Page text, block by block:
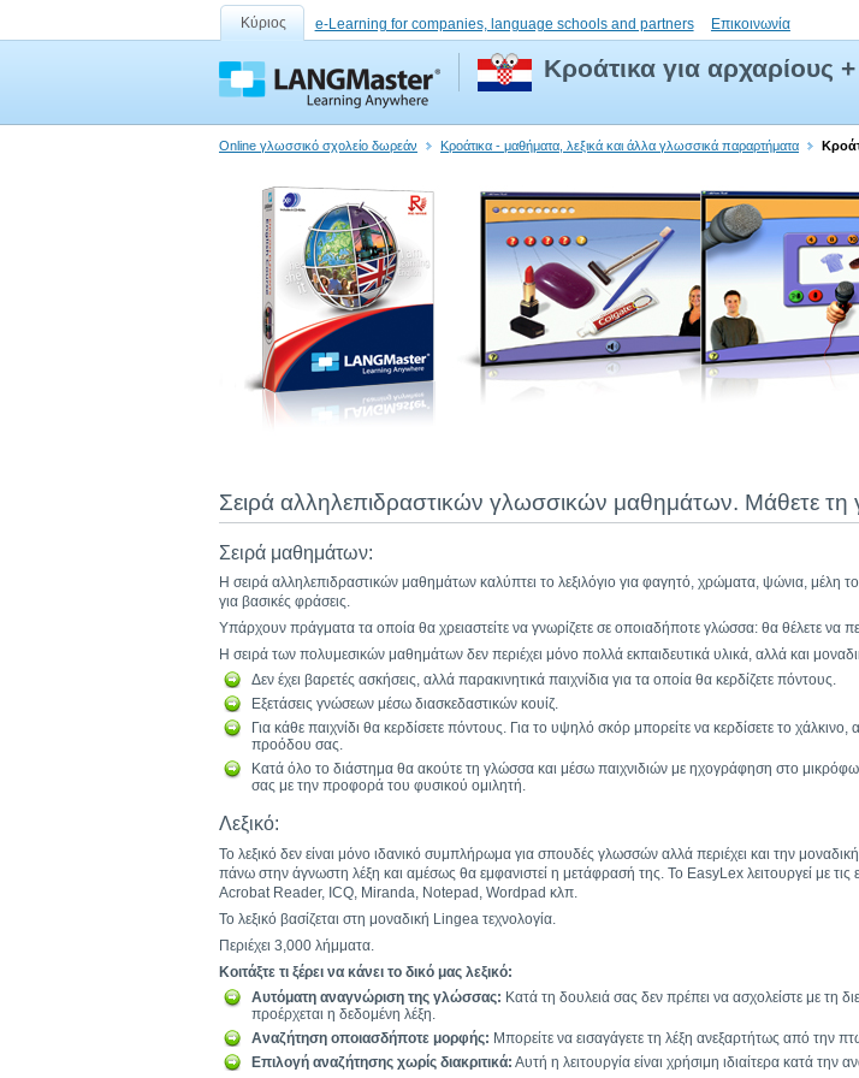
Κύριος e-Learning for companies, language schools and partners Επικοινωνία
Κροάτικα για αρχαρίους +
Online γλωσσικό σχολείο δωρεάν Κροάτικα - μαθήματα, λεξικά και άλλα γλωσσικά παραρτήματα
Σειρά αλληλεπιδραστικών γλωσσικών μαθημάτων. Μάθετε τη
Σειρά μαθημάτων:
Η σειρά αλληλεπιδραστικών μαθημάτων καλύπτει το λεξιλόγιο για φαγητό, χρώματα, ψώνια, μέλη
για βασικές φράσεις.
Υπάρχουν πράγματα τα οποία θα χρειαστείτε να γνωρίζετε σε οποιαδήποτε γλώσσα: θα θέλετε να
Η σειρά των πολυμεσικών μαθημάτων δεν περιέχει μόνο πολλά εκπαιδευτικά υλικά, αλλά και
Δεν έχει βαρετές ασκήσεις, αλλά παρακινητικά παιχνίδια για τα οποία θα κερδίζετε πόντους.
Εξετάσεις γνώσεων μέσω διασκεδαστικών κουίζ.
Για κάθε παιχνίδι θα κερδίσετε πόντους. Για το υψηλό σκόρ μπορείτε να κερδίσετε το
προόδου σας.
Κατά όλο το διάστημα θα ακούτε τη γλώσσα και μέσω παιχνιδιών με ηχογράφηση στο
σας με την προφορά του φυσικού ομιλητή.
Λεξικό:
Το λεξικό δεν είναι μόνο ιδανικό συμπλήρωμα για σπουδές γλωσσών αλλά περιέχει και την
πάνω στην άγνωστη λέξη και αμέσως θα εμφανιστεί η μετάφρασή της. Το EasyLex λειτουργεί με
Acrobat Reader, ICQ, Miranda, Notepad, Wordpad κλπ.
Το λεξικό βασίζεται στη μοναδική Lingea τεχνολογία.
Περιέχει 3,000 λήμματα.
Κοιτάξτε τι ξέρει να κάνει το δικό μας λεξικό:
Αυτόματη αναγνώριση της γλώσσας: Κατά τη δουλειά σας δεν πρέπει να ασχολείστε με τη
προέρχεται η δεδομένη λέξη.
Αναζήτηση οποιασδήποτε μορφής: Μπορείτε να εισαγάγετε τη λέξη ανεξαρτήτως από την
Επιλογή αναζήτησης χωρίς διακριτικά: Αυτή η λειτουργία είναι χρήσιμη ιδιαίτερα κατά